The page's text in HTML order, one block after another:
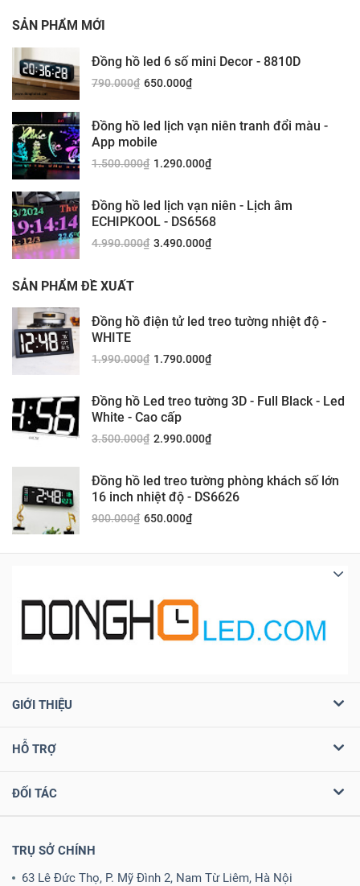
SẢN PHẨM MỚI
Đồng hồ led 6 số mini Decor - 8810D
790.000₫ 650.000₫
Đồng hồ led lịch vạn niên tranh đổi màu -
App mobile
1.500.000₫ 1.290.000₫
Đồng hồ led lịch vạn niên - Lịch âm
ECHIPKOOL - DS6568
4.990.000₫ 3.490.000₫
SẢN PHẨM ĐỀ XUẤT
Đồng hồ điện tử led treo tường nhiệt độ -
WHITE
1.990.000₫ 1.790.000₫
Đồng hồ Led treo tường 3D - Full Black - Led
White - Cao cấp
3.500.000₫ 2.990.000₫
Đồng hồ led treo tường phòng khách số lớn
16 inch nhiệt độ - DS6626
900.000₫ 650.000₫
GIỚI THIỆU
HỖ TRỢ
ĐỐI TÁC
TRỤ SỞ CHÍNH
63 Lê Đức Thọ, P. Mỹ Đình 2, Nam Từ Liêm, Hà Nội